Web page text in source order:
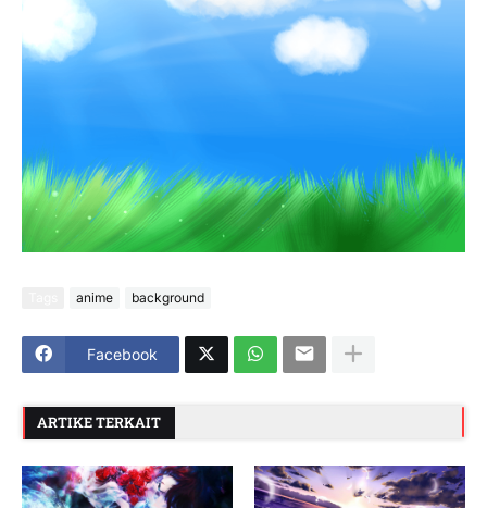
anime background
Facebook
ARTIKE TERKAIT